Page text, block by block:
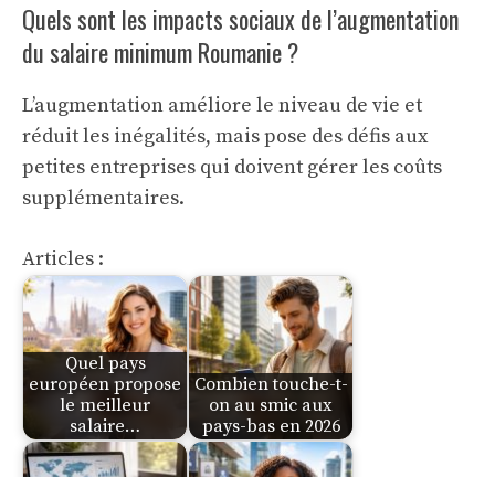
Quels sont les impacts sociaux de l’augmentation
du salaire minimum Roumanie ?
L’augmentation améliore le niveau de vie et
réduit les inégalités, mais pose des défis aux
petites entreprises qui doivent gérer les coûts
supplémentaires.
Articles :
Quel pays
européen propose
le meilleur
salaire…
Combien touche-t-
on au smic aux
pays-bas en 2026